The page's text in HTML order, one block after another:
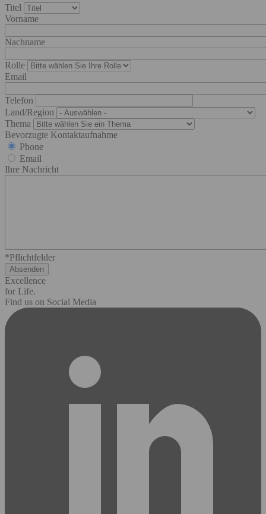
Titel
Vorname
Nachname
Rolle
Email
Telefon
Land/Region
Thema
Bevorzugte Kontaktaufnahme
Phone
Email
Ihre Nachricht
*Pflichtfelder
Excellence
for Life.
Find us on Social Media